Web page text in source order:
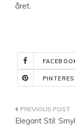
året.
Elegant Stil: